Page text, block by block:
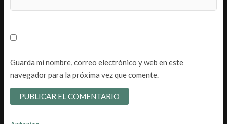
Guarda mi nombre, correo electrónico y web en este
navegador para la próxima vez que comente.